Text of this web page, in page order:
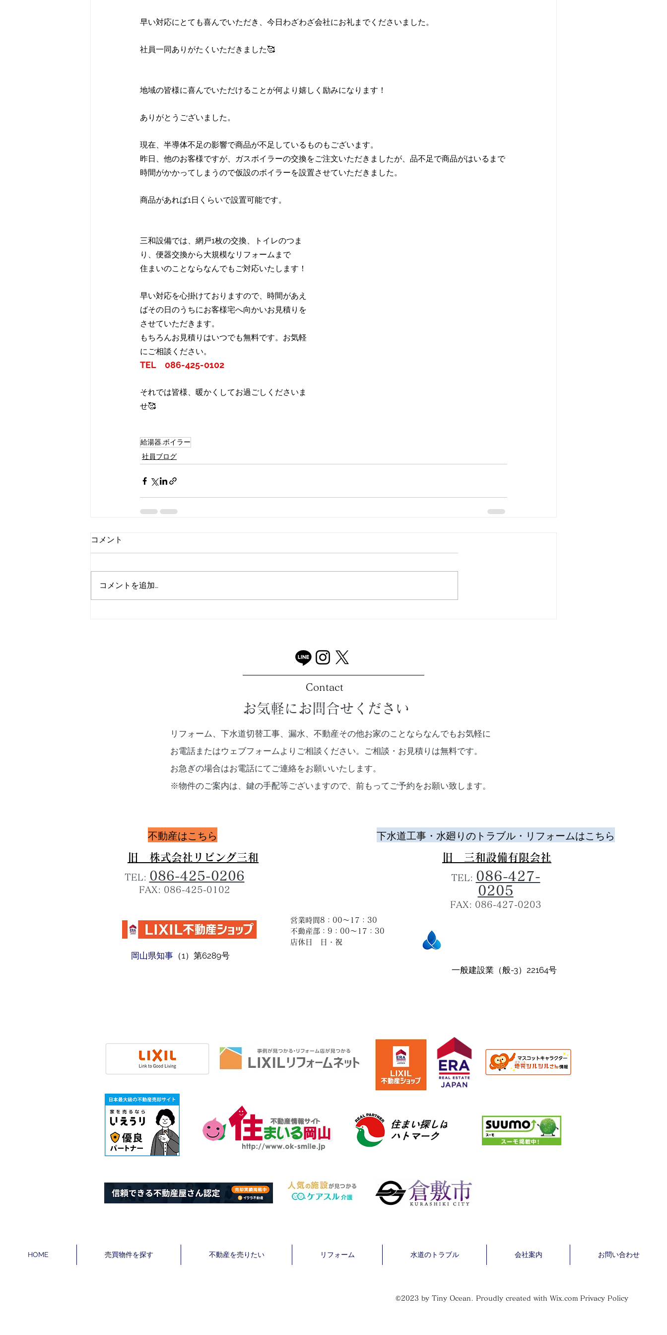
早い対応にとても喜んでいただき、今日わざわざ会社にお礼までくださいました。
社員一同ありがたくいただきました🥰
地域の皆様に喜んでいただけることが何より嬉しく励みになります！
ありがとうございました。
現在、半導体不足の影響で商品が不足しているものもございます。
昨日、他のお客様ですが、ガスボイラーの交換をご注文いただきましたが、品不足で商品がはいるまで
時間がかかってしまうので仮設のボイラーを設置させていただきました。
商品があれば1日くらいで設置可能です。
三和設備では、網戸1枚の交換、トイレのつま
り、便器交換から大規模なリフォームまで
住まいのことならなんでもご対応いたします！
早い対応を心掛けておりますので、時間があえ
ばその日のうちにお客様宅へ向かいお見積りを
させていただきます。
もちろんお見積りはいつでも無料です。お気軽
にご相談ください。
TEL　086-425-0102
それでは皆様、暖かくしてお過ごしくださいま
せ🥰
給湯器.ボイラー
社員ブログ
コメント
コメントを追加…
Contact
​不動産はこちら
旧 ​株式会社リビング三和
TEL: 086-425-0206
FAX: 086-425-0102
​岡山県知事 （1）第6289号
​下水道工事・水廻りのトラブル・リフォームはこちら
​旧 三和設備有限会社
TEL: 086-427-
0205
FAX: 086-427-0203
一般建設業（般-3）22164号
お気軽にお問合せください
リフォーム、下水道切替工事、漏水、不動産その他お家のことならなんでもお気軽に
お電話またはウェブフォームよりご相談ください。ご相談・お見積りは無料です。
​お急ぎの場合はお電話にてご連絡をお願いいたします。
​※物件のご案内は、鍵の手配等ございますので、前もってご予約をお願い致します。
営業時間8：00～17：30
​不動産部：9：00～17：30
店休日 日・祝
HOME 売買物件を探す 不動産を売りたい リフォーム 水道のトラブル 会社案内 お問い合わせ
©2023 by Tiny Ocean. Proudly created with Wix.com Privacy Policy